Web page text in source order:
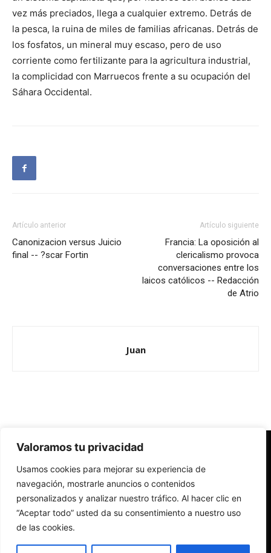
Valoramos tu privacidad
Usamos cookies para mejorar su experiencia de
navegación, mostrarle anuncios o contenidos
personalizados y analizar nuestro tráfico. Al hacer clic en
“Aceptar todo” usted da su consentimiento a nuestro uso
de las cookies.
vez más preciados, llega a cualquier extremo. Detrás de
la pesca, la ruina de miles de familias africanas. Detrás de
los fosfatos, un mineral muy escaso, pero de uso
corriente como fertilizante para la agricultura industrial,
la complicidad con Marruecos frente a su ocupación del
Sáhara Occidental.
Artículo anterior
Canonizacion versus Juicio
final -- ?scar Fortin
Artículo siguiente
Francia: La oposición al
clericalismo provoca
conversaciones entre los
laicos católicos -- Redacción
de Atrio
Juan
Redes Cristianas
Una mirada alternativa sobre la Iglesia católica y la sociedad
- Colectivos de Redes Cristianas